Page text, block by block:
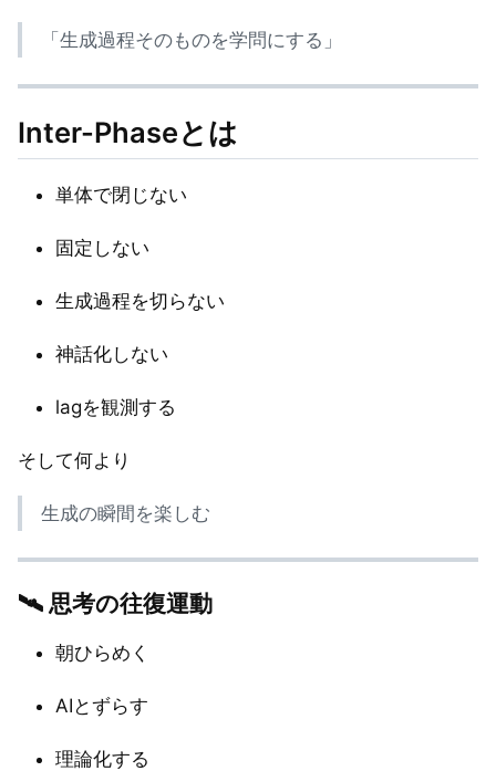
「生成過程そのものを学問にする」
Inter-Phaseとは
単体で閉じない
固定しない
生成過程を切らない
神話化しない
lagを観測する
そして何より
生成の瞬間を楽しむ
🛰 思考の往復運動
朝ひらめく
AIとずらす
理論化する